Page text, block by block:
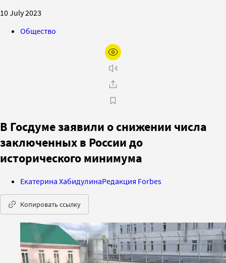
10 July 2023
Общество
В Госдуме заявили о снижении числа
заключенных в России до
исторического минимума
Екатерина ХабидулинаРедакция Forbes
Копировать ссылку